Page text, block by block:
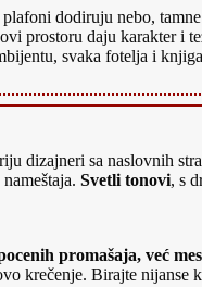
plafoni dodiruju nebo,
prostoru daju karakter i
svaka fotelja i
dizajneri sa naslovnih
Svetli tonovi, s
promašaja, već
krečenje. Birajte nijanse